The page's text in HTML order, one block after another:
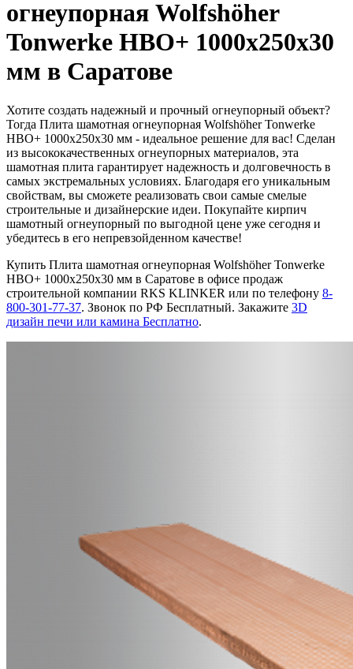
огнеупорная Wolfshöher
Tonwerke HBO+ 1000х250х30
мм в Саратове
Хотите создать надежный и прочный огнеупорный объект?
Тогда Плита шамотная огнеупорная Wolfshöher Tonwerke
HBO+ 1000х250х30 мм - идеальное решение для вас! Сделан
из высококачественных огнеупорных материалов, эта
шамотная плита гарантирует надежность и долговечность в
самых экстремальных условиях. Благодаря его уникальным
свойствам, вы сможете реализовать свои самые смелые
строительные и дизайнерские идеи. Покупайте кирпич
шамотный огнеупорный по выгодной цене уже сегодня и
убедитесь в его непревзойденном качестве!
Купить Плита шамотная огнеупорная Wolfshöher Tonwerke
HBO+ 1000х250х30 мм в Саратове в офисе продаж
строительной компании RKS KLINKER или по телефону 8-
800-301-77-37. Звонок по РФ Бесплатный. Закажите 3D
дизайн печи или камина Бесплатно.